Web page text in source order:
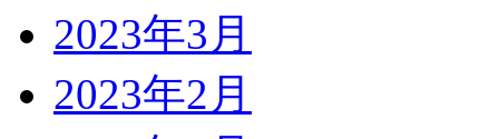
2023年3月
2023年2月